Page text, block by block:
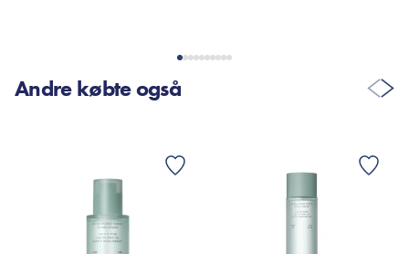
Andre købte også